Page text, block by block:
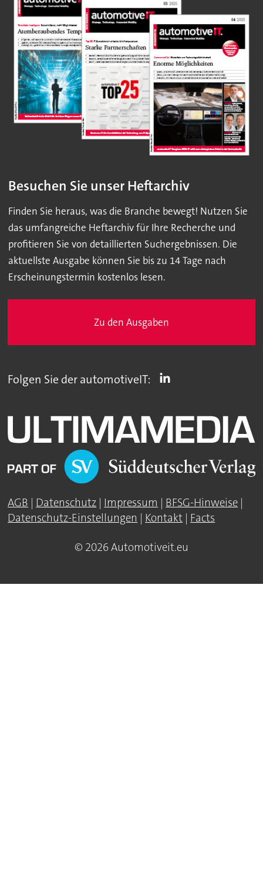
Besuchen Sie unser Heftarchiv
Finden Sie heraus, was die Branche bewegt! Nutzen Sie
das umfangreiche Heftarchiv für Ihre Recherche und
profitieren Sie von detaillierten Suchergebnissen. Die
aktuellste Ausgabe können Sie bis zu 14 Tage nach
Erscheinungstermin kostenlos lesen.
Zu den Ausgaben
Folgen Sie der automotiveIT:
AGB | Datenschutz | Impressum | BFSG-Hinweise |
Datenschutz-Einstellungen | Kontakt | Facts
© 2026 Automotiveit.eu